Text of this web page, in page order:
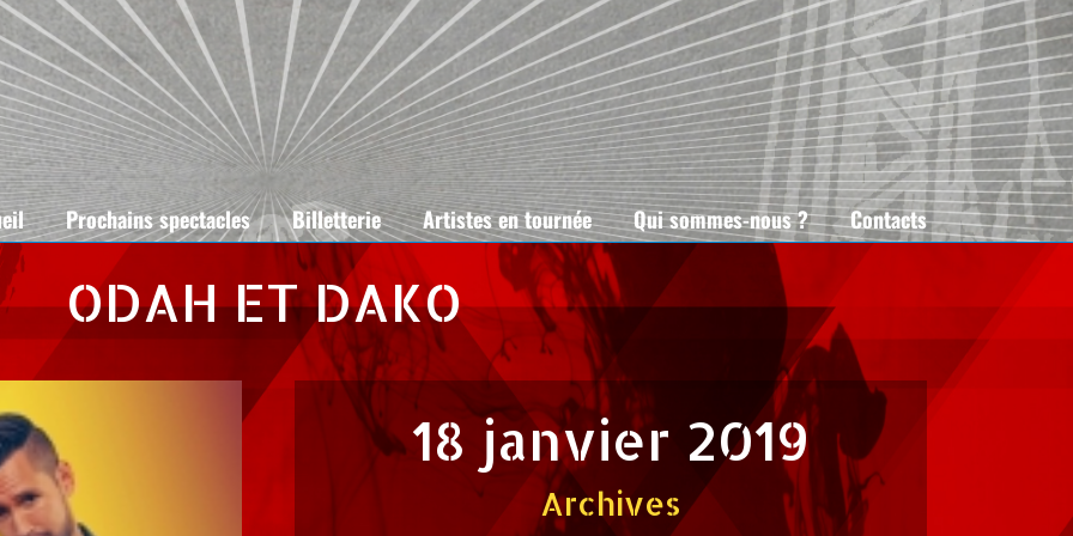
Prochains spectacles Billetterie Artistes en tournée Qui sommes-nous ? Contacts
ODAH ET DAKO
18 janvier 2019
Archives